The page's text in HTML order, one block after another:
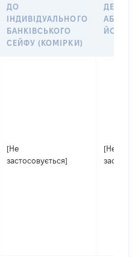
ДО
ІНДИВІДУАЛЬНОГО
БАНКІВСЬКОГО
СЕЙФУ (КОМІРКИ)
АБО
ЙОГО
[Не
застосовується]
[Не